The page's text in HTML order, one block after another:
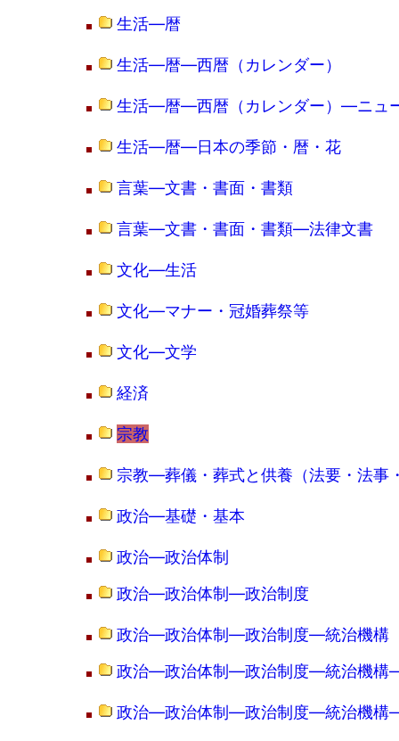
生活―暦
生活―暦―西暦（カレンダー）
生活―暦―西暦（カレンダー）―ニュ
生活―暦―日本の季節・暦・花
言葉―文書・書面・書類
言葉―文書・書面・書類―法律文書
文化―生活
文化―マナー・冠婚葬祭等
文化―文学
経済
宗教
宗教―葬儀・葬式と供養（法要・法事
政治―基礎・基本
政治―政治体制
政治―政治体制―政治制度
政治―政治体制―政治制度―統治機構
政治―政治体制―政治制度―統治機構
政治―政治体制―政治制度―統治機構